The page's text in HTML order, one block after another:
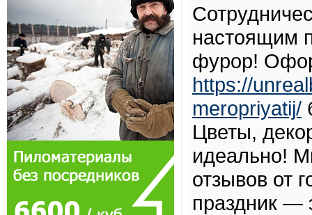
настоящим
фурор!
https://
meropriyatij/
Цветы,
идеально!
отзывов от
праздник —